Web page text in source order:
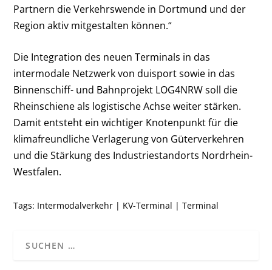
Partnern die Verkehrswende in Dortmund und der
Region aktiv mitgestalten können.“
Die Integration des neuen Terminals in das
intermodale Netzwerk von duisport sowie in das
Binnenschiff- und Bahnprojekt LOG4NRW soll die
Rheinschiene als logistische Achse weiter stärken.
Damit entsteht ein wichtiger Knotenpunkt für die
klimafreundliche Verlagerung von Güterverkehren
und die Stärkung des Industriestandorts Nordrhein-
Westfalen.
Tags: Intermodalverkehr | KV-Terminal |Terminal